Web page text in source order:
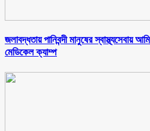
জলাবদ্ধতায় পানিবন্দী মানুষের স্বাস্থ্যসেবায়
মেডিকেল ক্যাম্প